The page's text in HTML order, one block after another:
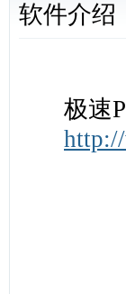
软件介绍
极速